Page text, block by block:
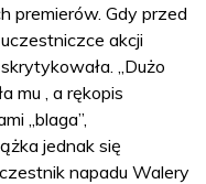
premierów. Gdy przed
akcji
„Dużo
mu , a rękopis
„blaga”,
jednak się
napadu Walery